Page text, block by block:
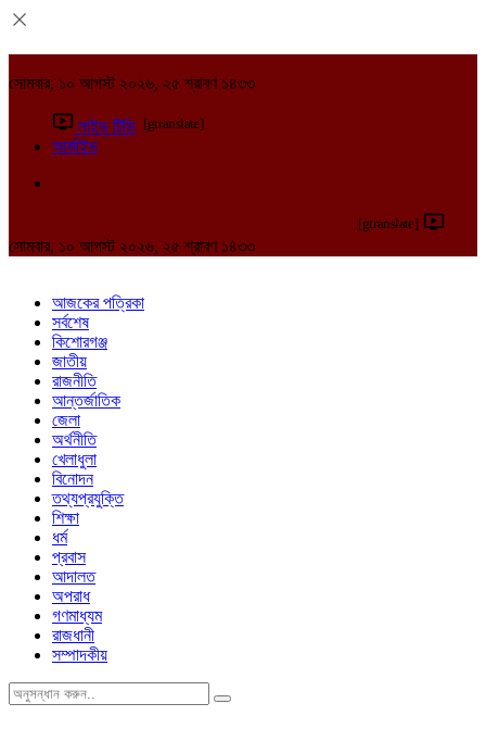
সোমবার, ১০ আগস্ট ২০২৬, ২৫ শ্রাবণ ১৪৩৩
লাইভ টিভি [gtranslate]
আর্কাইভ
[gtranslate]
সোমবার, ১০ আগস্ট ২০২৬, ২৫ শ্রাবণ ১৪৩৩
আজকের পত্রিকা
সর্বশেষ
কিশোরগঞ্জ
জাতীয়
রাজনীতি
আন্তর্জাতিক
জেলা
অর্থনীতি
খেলাধুলা
বিনোদন
তথ্যপ্রযুক্তি
শিক্ষা
ধর্ম
প্রবাস
আদালত
অপরাধ
গণমাধ্যম
রাজধানী
সম্পাদকীয়